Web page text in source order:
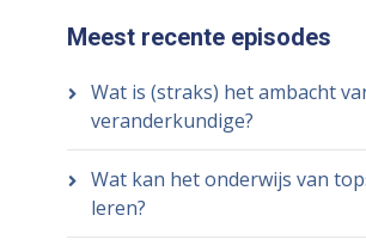
Meest recente episodes
Wat is (straks) het ambacht
veranderkundige?
Wat kan het onderwijs van
leren?